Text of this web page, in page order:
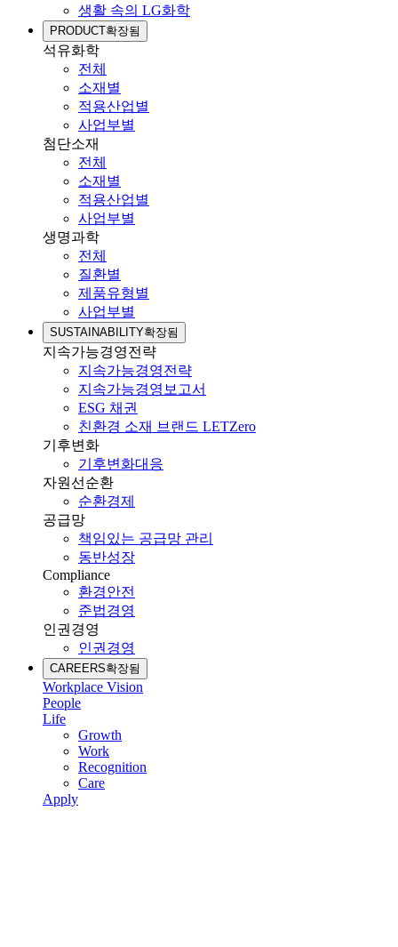
생활 속의 LG화학
PRODUCT확장됨
석유화학
전체
소재별
적용산업별
사업부별
첨단소재
전체
소재별
적용산업별
사업부별
생명과학
전체
질환별
제품유형별
사업부별
SUSTAINABILITY확장됨
지속가능경영전략
지속가능경영전략
지속가능경영보고서
ESG 채권
친환경 소재 브랜드 LETZero
기후변화
기후변화대응
자원선순환
순환경제
공급망
책임있는 공급망 관리
동반성장
Compliance
환경안전
준법경영
인권경영
인권경영
CAREERS확장됨
Workplace Vision
People
Life
Growth
Work
Recognition
Care
Apply